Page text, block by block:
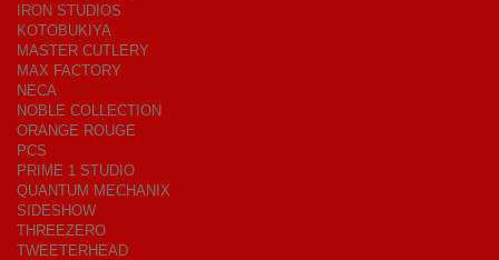
IRON STUDIOS
KOTOBUKIYA
MASTER CUTLERY
MAX FACTORY
NECA
NOBLE COLLECTION
ORANGE ROUGE
PCS
PRIME 1 STUDIO
QUANTUM MECHANIX
SIDESHOW
THREEZERO
TWEETERHEAD